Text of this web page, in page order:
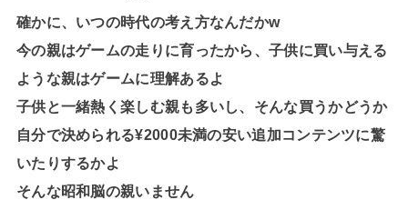
確かに、いつの時代の考え方なんだかw
今の親はゲームの走りに育ったから、子供に買い与える
ような親はゲームに理解あるよ
子供と一緒熱く楽しむ親も多いし、そんな買うかどうか
自分で決められる¥2000未満の安い追加コンテンツに驚
いたりするかよ
そんな昭和脳の親いません